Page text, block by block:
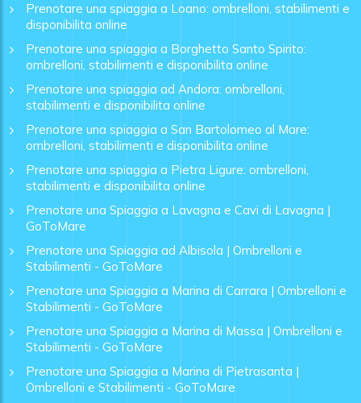
Prenotare una spiaggia a Loano: ombrelloni, stabilimenti e
disponibilita online
Prenotare una spiaggia a Borghetto Santo Spirito:
ombrelloni, stabilimenti e disponibilita online
Prenotare una spiaggia ad Andora: ombrelloni,
stabilimenti e disponibilita online
Prenotare una spiaggia a San Bartolomeo al Mare:
ombrelloni, stabilimenti e disponibilita online
Prenotare una spiaggia a Pietra Ligure: ombrelloni,
stabilimenti e disponibilita online
Prenotare una Spiaggia a Lavagna e Cavi di Lavagna |
GoToMare
Prenotare una Spiaggia ad Albisola | Ombrelloni e
Stabilimenti - GoToMare
Prenotare una Spiaggia a Marina di Carrara | Ombrelloni e
Stabilimenti - GoToMare
Prenotare una Spiaggia a Marina di Massa | Ombrelloni e
Stabilimenti - GoToMare
Prenotare una Spiaggia a Marina di Pietrasanta |
Ombrelloni e Stabilimenti - GoToMare